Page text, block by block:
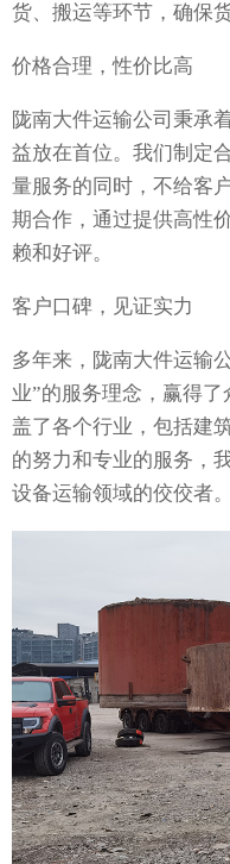
货、搬运等环节，确保
价格合理，性价比高
陇南大件运输公司秉承
益放在首位。我们制定
量服务的同时，不给客
期合作，通过提供高性
赖和好评。
客户口碑，见证实力
多年来，陇南大件运输
业”的服务理念，赢得
盖了各个行业，包括建
的努力和专业的服务，
设备运输领域的佼佼者。